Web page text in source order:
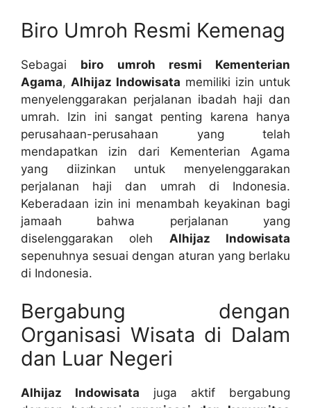
Biro Umroh Resmi Kemenag
Sebagai biro umroh resmi Kementerian
Agama, Alhijaz Indowisata memiliki izin untuk
menyelenggarakan perjalanan ibadah haji dan
umrah. Izin ini sangat penting karena hanya
perusahaan-perusahaan yang telah
mendapatkan izin dari Kementerian Agama
yang diizinkan untuk menyelenggarakan
perjalanan haji dan umrah di Indonesia.
Keberadaan izin ini menambah keyakinan bagi
jamaah bahwa perjalanan yang
diselenggarakan oleh Alhijaz Indowisata
sepenuhnya sesuai dengan aturan yang berlaku
di Indonesia.
Bergabung dengan
Organisasi Wisata di Dalam
dan Luar Negeri
Alhijaz Indowisata juga aktif bergabung